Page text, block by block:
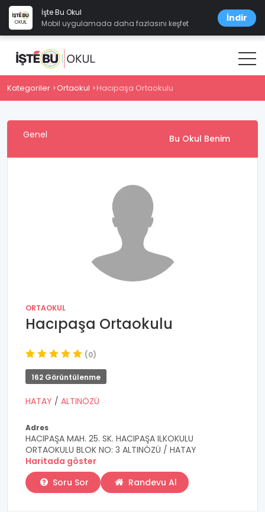
İşte Bu Okul
Mobil uygulamada daha fazlasını keşfet
İndir
Kategoriler Ortaokul Hacıpaşa Ortaokulu
Genel Bu Okul Benim
ORTAOKUL
Hacıpaşa Ortaokulu
(0)
162 Görüntülenme
HATAY / ALTINÖZÜ
Adres
HACIPAŞA MAH. 25. SK. HACIPAŞA ILKOKULU
ORTAOKULU BLOK NO: 3 ALTINÖZÜ / HATAY
Haritada göster
Soru Sor
Randevu Al